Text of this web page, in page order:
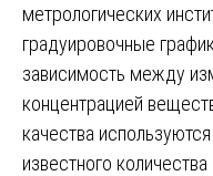
метрологических
градуировочные
зависимость между
концентрацией
качества
известного